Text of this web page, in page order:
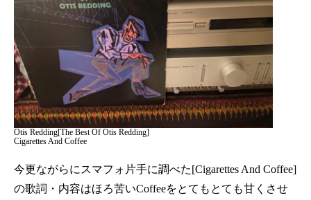
Otis Redding[The Best Of Otis Redding]
Cigarettes And Coffee
今更ながらにスマフォ片手に調べた[Cigarettes And Coffee]
の歌詞・内容はほろ苦いCoffeeをとてもとても甘くさせ